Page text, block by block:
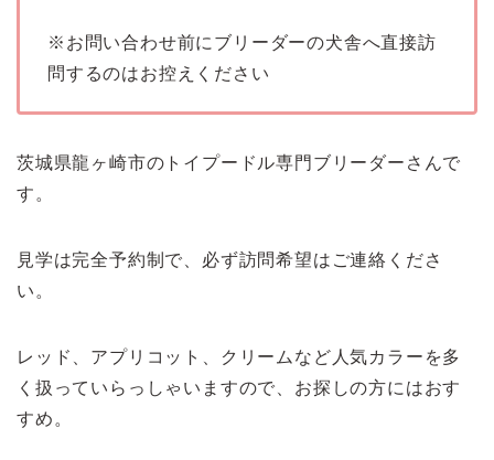
※お問い合わせ前にブリーダーの犬舎へ直接訪
問するのはお控えください
茨城県龍ヶ崎市のトイプードル専門ブリーダーさんで
す。
見学は完全予約制で、必ず訪問希望はご連絡くださ
い。
レッド、アプリコット、クリームなど人気カラーを多
く扱っていらっしゃいますので、お探しの方にはおす
すめ。